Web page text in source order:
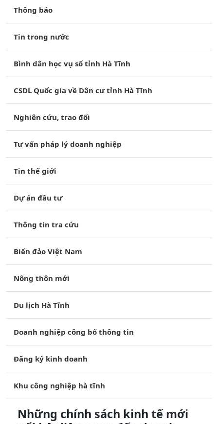
Thông báo
Tin trong nước
Bình dân học vụ số tỉnh Hà Tĩnh
CSDL Quốc gia về Dân cư tỉnh Hà Tĩnh
Nghiên cứu, trao đổi
Tư vấn pháp lý doanh nghiệp
Tin thế giới
Dự án đầu tư
Thông tin tra cứu
Biển đảo Việt Nam
Nông thôn mới
Du lịch Hà Tĩnh
Doanh nghiệp công bố thông tin
Đăng ký kinh doanh
Khu công nghiệp hà tĩnh
Những chính sách kinh tế mới